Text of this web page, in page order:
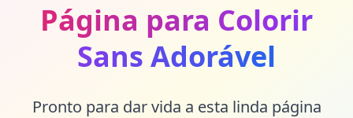
Página para Colorir
Sans Adorável
Pronto para dar vida a esta linda página